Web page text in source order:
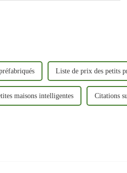
Liste de prix des petits
maisons intelligentes Citations